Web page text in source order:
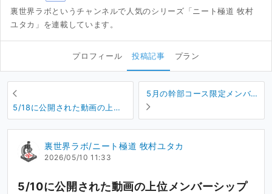
裏世界ラボというチャンネルで人気のシリーズ「ニート極道 牧村
ユタカ」を連載しています。
プロフィール 投稿記事 プラン
5/18に公開された動画の上位
メンバーシップ特典更新のお
5月の幹部コース限定メンバー
裏世界ラボ/ニート極道 牧村ユタカ
2026/05/10 11:33
5/10に公開された動画の上位メンバーシップ